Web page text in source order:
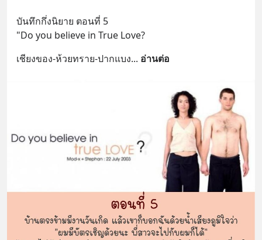
บันทึกกึ่งนิยาย ตอนที่ 5
"Do you believe in True Love?
เชียงของ-ห้วยทราย-ปากแบง... อ่านต่อ